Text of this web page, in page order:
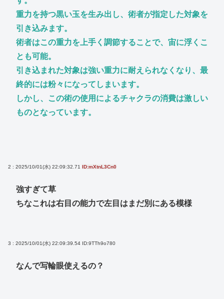
重力を持つ黒い玉を生み出し、術者が指定した対象を
引き込みます。
術者はこの重力を上手く調節することで、宙に浮くこ
とも可能。
引き込まれた対象は強い重力に耐えられなくなり、最
終的には粉々になってしまいます。
しかし、この術の使用によるチャクラの消費は激しい
ものとなっています。
2 : 2025/10/01(水) 22:09:32.71 ID:mXtnL3Cn0
強すぎて草
ちなこれは右目の能力で左目はまだ別にある模様
3 : 2025/10/01(水) 22:09:39.54 ID:9TTh9o780
なんで写輪眼使えるの？